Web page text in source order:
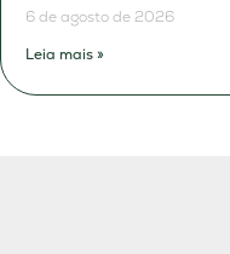
6 de agosto de 2026
Leia mais »